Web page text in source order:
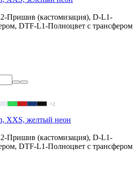
Пришив (кастомизация), D-L1-
DTF-L1-Полноцвет с трансфером
+2
XXS, желтый неон
Пришив (кастомизация), D-L1-
DTF-L1-Полноцвет с трансфером